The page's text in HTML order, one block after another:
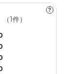
?
（1件）